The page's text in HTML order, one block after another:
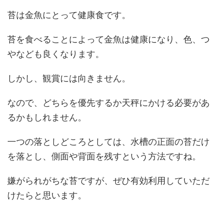
苔は金魚にとって健康食です。
苔を食べることによって金魚は健康になり、色、つ
やなども良くなります。
しかし、観賞には向きません。
なので、どちらを優先するか天秤にかける必要があ
るかもしれません。
一つの落としどころとしては、水槽の正面の苔だけ
を落とし、側面や背面を残すという方法ですね。
嫌がられがちな苔ですが、ぜひ有効利用していただ
けたらと思います。